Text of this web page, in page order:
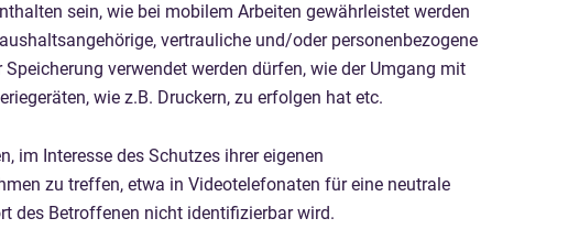
sein, wie bei mobilem Arbeiten gewährleistet werden
vertrauliche und/oder personenbezogene
verwendet werden dürfen, wie der Umgang mit
wie z.B. Druckern, zu erfolgen hat etc.
im Interesse des Schutzes ihrer eigenen
zu treffen, etwa in Videotelefonaten für eine neutrale
des Betroffenen nicht identifizierbar wird.